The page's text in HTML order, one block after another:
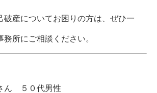
産についてお困りの方は、ぜひ一
務所にご相談ください。
ん ５ ０代男性